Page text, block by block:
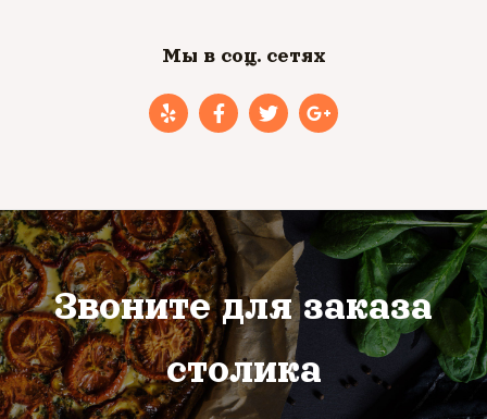
Мы в соц. сетях
Звоните для заказа
столика